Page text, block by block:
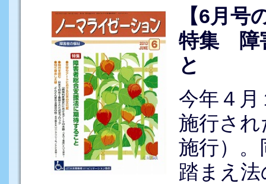
【6月号
特集 障
と
今年４
施行され
施行）。
踏まえ